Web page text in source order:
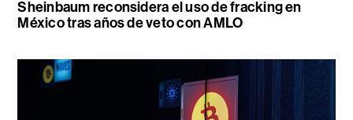
Sheinbaum reconsidera el uso de fracking en
México tras años de veto con AMLO